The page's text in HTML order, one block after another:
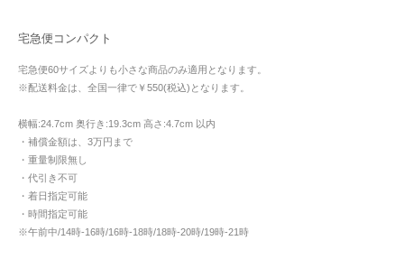
宅急便コンパクト
宅急便60サイズよりも小さな商品のみ適用となります。
※配送料金は、全国一律で￥550(税込)となります。
横幅:24.7cm 奥行き:19.3cm 高さ:4.7cm 以内
・補償金額は、3万円まで
・重量制限無し
・代引き不可
・着日指定可能
・時間指定可能
※午前中/14時-16時/16時-18時/18時-20時/19時-21時